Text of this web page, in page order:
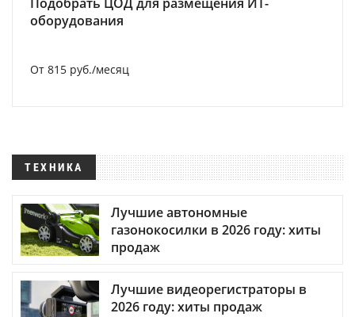
оборудования
От 815 руб./месяц
ТЕХНИКА
Лучшие автономные
газонокосилки в 2026 году: хиты
продаж
Лучшие видеорегистраторы в
2026 году: хиты продаж